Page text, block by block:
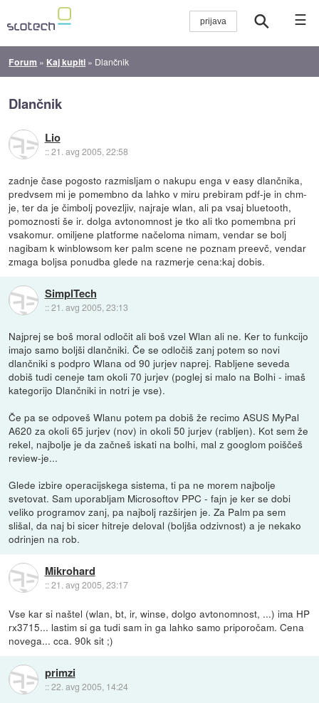
☰
Forum » Kaj kupiti » Dlančnik
Dlančnik
Lio
::21. avg 2005, 22:58
zadnje čase pogosto razmisljam o nakupu enga v easy dlančnika,
predvsem mi je pomembno da lahko v miru prebiram pdf-je in chm-
je, ter da je čimbolj povezljiv, najraje wlan, ali pa vsaj bluetooth,
pomoznosti še ir. dolga avtonomnost je tko ali tko pomembna pri
vsakomur. omiljene platforme načeloma nimam, vendar se bolj
nagibam k winblowsom ker palm scene ne poznam preevč, vendar
zmaga boljsa ponudba glede na razmerje cena:kaj dobis.
SimplTech
::21. avg 2005, 23:13
Najprej se boš moral odločit ali boš vzel Wlan ali ne. Ker to funkcijo
imajo samo boljši dlančniki. Če se odločiš zanj potem so novi
dlančniki s podpro Wlana od 90 jurjev naprej. Rabljene seveda
dobiš tudi ceneje tam okoli 70 jurjev (poglej si malo na Bolhi - imaš
kategorijo Dlančniki in notri je vse).
Če pa se odpoveš Wlanu potem pa dobiš že recimo ASUS MyPal
A620 za okoli 65 jurjev (nov) in okoli 50 jurjev (rabljen). Kot sem že
rekel, najbolje je da začneš iskati na bolhi, mal z googlom poiščeš
review-je...
Glede izbire operacijskega sistema, ti pa ne morem najbolje
svetovat. Sam uporabljam Microsoftov PPC - fajn je ker se dobi
veliko programov zanj, pa najbolj razširjen je. Za Palm pa sem
slišal, da naj bi sicer hitreje deloval (boljša odzivnost) a je nekako
odrinjen na rob.
Mikrohard
::21. avg 2005, 23:17
Vse kar si naštel (wlan, bt, ir, winse, dolgo avtonomnost, ...) ima HP
rx3715... lastim si ga tudi sam in ga lahko samo priporočam. Cena
novega... cca. 90k sit ;)
primzi
::22. avg 2005, 14:24